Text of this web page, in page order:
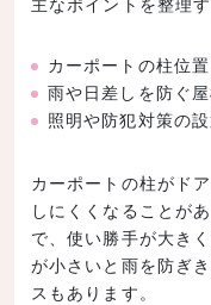
カーポートの柱位
雨や日差しを防ぐ
照明や防犯対策の
カーポートの柱がド
しにくくなることが
で、使い勝手が大き
が小さいと雨を防ぎ
スもあります。